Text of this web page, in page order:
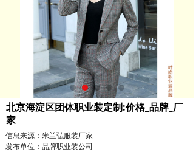
北京海淀区团体职业装定制:价格_品牌_厂
家
信息来源：米兰弘服装厂家
发布单位：品牌职业装公司